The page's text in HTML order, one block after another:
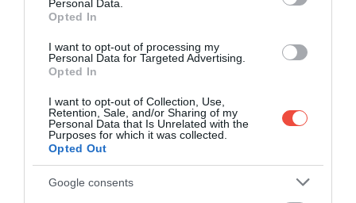
Personal Data.
Opted In
I want to opt-out of processing my
Personal Data for Targeted Advertising.
Opted In
I want to opt-out of Collection, Use,
Retention, Sale, and/or Sharing of my
Personal Data that Is Unrelated with the
Purposes for which it was collected.
Opted Out
Google consents
WEKERLEI KISPIAC – 1192, NÁDASDY